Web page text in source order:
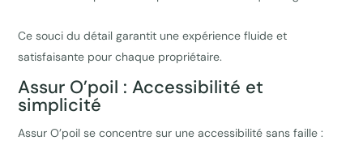
Ce souci du détail garantit une expérience fluide et
satisfaisante pour chaque propriétaire.
Assur O’poil : Accessibilité et
simplicité
Assur O’poil se concentre sur une accessibilité sans faille :